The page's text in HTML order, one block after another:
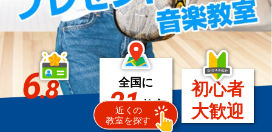
6.8 全国に
21教室
初心者
大歓迎